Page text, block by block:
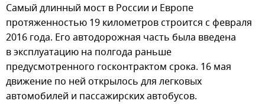
Самый длинный мост в России и Европе
протяженностью 19 километров строится с февраля
2016 года. Его автодорожная часть была введена
в эксплуатацию на полгода раньше
предусмотренного госконтрактом срока. 16 мая
движение по ней открылось для легковых
автомобилей и пассажирских автобусов.